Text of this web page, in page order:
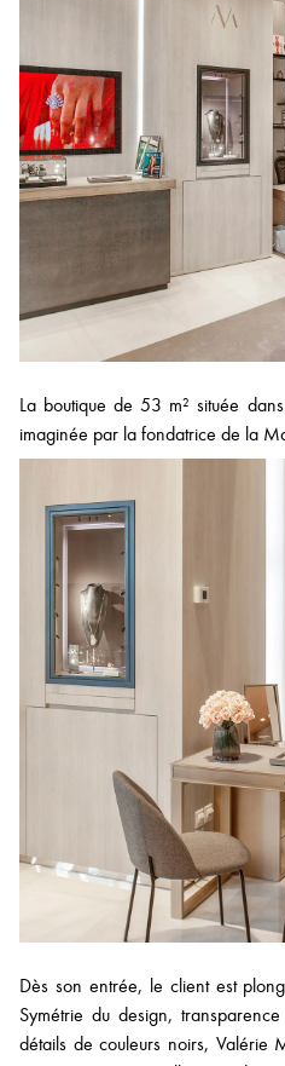
La boutique de 53 m² située
imaginée par la fondatrice de la
Dès son entrée, le client est
Symétrie du design,
détails de couleurs noirs, Valérie